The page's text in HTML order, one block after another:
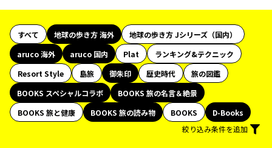
すべて 地球の歩き方 海外
地球の歩き方 Jシリーズ（国内）
aruco 海外
aruco 国内 Plat
ランキング&テクニック
Resort Style
島旅 御朱印 歴史時代
旅の図鑑
BOOKS スペシャルコラボ
BOOKS 旅の名言＆絶景
BOOKS 旅と健康
BOOKS 旅の読み物 BOOKS
D-Books
絞り込み条件を追加